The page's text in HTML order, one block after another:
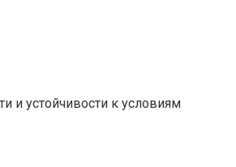
и устойчивости к условиям